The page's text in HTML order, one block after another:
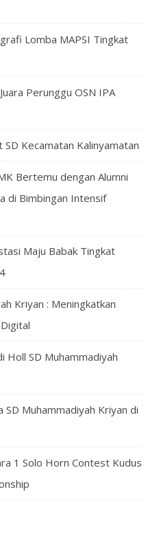
Lomba MAPSI Tingkat
Perunggu OSN IPA
Kecamatan Kalinyamatan
Bertemu dengan Alumni
di Bimbingan Intensif
Maju Babak Tingkat
Kriyan : Meningkatkan
Holl SD Muhammadiyah
Muhammadiyah Kriyan di
1 Solo Horn Contest Kudus